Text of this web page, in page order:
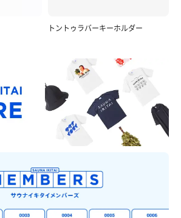
トントゥラバーキーホルダー